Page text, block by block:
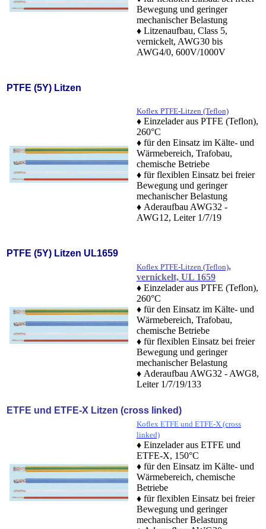
Bewegung und geringer
mechanischer Belastung
♦ Litzenaufbau, Class 5,
vernickelt, AWG30 bis
AWG4/0, 600V/1000V
PTFE (5Y) Litzen
Koflex PTFE-Litzen (Teflon)
♦ Einzelader aus PTFE (Teflon),
260°C
♦ für den Einsatz im Kälte- und
Wärmebereich, Trafobau,
chemische Betriebe
♦ für flexiblen Einsatz bei freier
Bewegung und geringer
mechanischer Belastung
♦ Aderaufbau AWG32 -
AWG12, Leiter 1/7/19
PTFE (5Y) Litzen UL1659
Koflex PTFE-Litzen (Teflon),
vernickelt, UL 1659
♦ Einzelader aus PTFE (Teflon),
260°C
♦ für den Einsatz im Kälte- und
Wärmebereich, Trafobau,
chemische Betriebe
♦ für flexiblen Einsatz bei freier
Bewegung und geringer
mechanischer Belastung
♦ Aderaufbau AWG32 - AWG8,
Leiter 1/7/19/133
ETFE und ETFE-X Litzen (cross linked)
Koflex ETFE und ETFE-X (cross
linked)
♦ Einzelader aus ETFE und
ETFE-X, 150°C
♦ für den Einsatz im Kälte- und
Wärmebereich, chemische
Betriebe
♦ für flexiblen Einsatz bei freier
Bewegung und geringer
mechanischer Belastung